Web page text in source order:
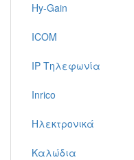
Hy-Gain
ICOM
IP Τηλεφωνία
Inrico
Ηλεκτρονικά
Καλώδια